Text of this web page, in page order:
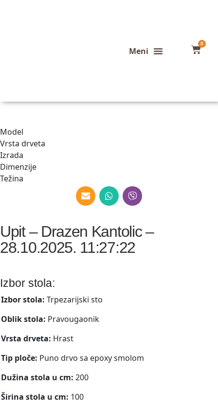
0
Model
Vrsta drveta
Izrada
Dimenzije
Težina
Upit – Drazen Kantolic –
28.10.2025. 11:27:22
Izbor stola:
Izbor stola: Trpezarijski sto
Oblik stola: Pravougaonik
Vrsta drveta: Hrast
Tip ploče: Puno drvo sa epoxy smolom
Dužina stola u cm: 200
Širina stola u cm: 100